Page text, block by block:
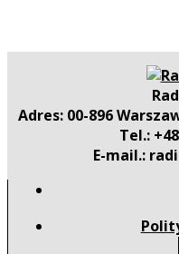
Adres: 00-896
Tel.:
E-mail.: